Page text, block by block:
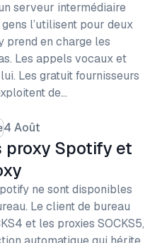
serveur intermédiaire
l’utilisent pour deux
prend en charge les
Les appels vocaux et
Les gratuit fournisseurs
de…
4 Août
proxy Spotify et
ne sont disponibles
Le client de bureau
et les proxies SOCKS5,